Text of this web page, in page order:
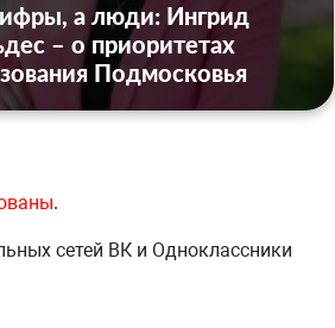
а люди: Ингрид
– о приоритетах
Подмосковья
.
сетей ВК и Одноклассники